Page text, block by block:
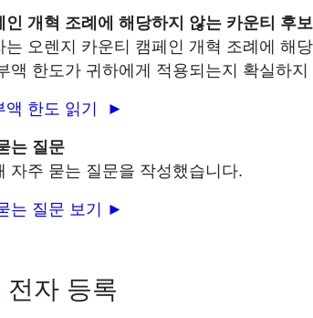
인 개혁 조례에 해당하지 않는 카운티 후
오렌지 카운티 캠페인 개혁 조례에 해
액 한도가 귀하에게 적용되는지 확실하
액 한도 읽기 ►
는 질문
자주 묻는 질문을 작성했습니다.
는 질문 보기 ►
전자 등록